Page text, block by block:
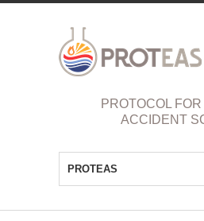
PROTOCOL
ACCIDENT
PROTEAS